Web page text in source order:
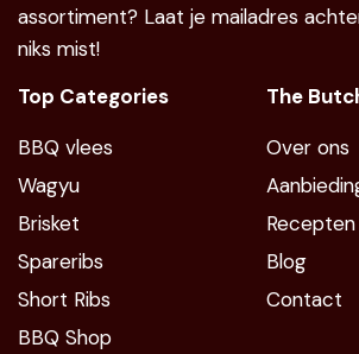
assortiment? Laat je mailadres
niks mist!
Top Categories
BBQ vlees
Wagyu
Brisket
Spareribs
Short Ribs
BBQ Shop
The
Over ons
Recepten
Blog
Contact